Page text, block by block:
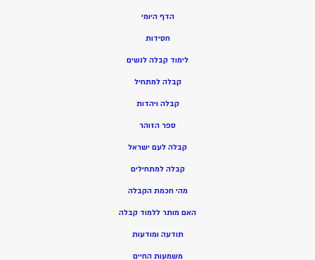
הדף היומי
חסידות
לימוד קבלה לנשים
קבלה למתחיל
קבלה ויהדות
ספר הזוהר
קבלה לעם ישראל
קבלה למתחילים
מהי חכמת הקבלה
האם מותר ללמוד קבלה
תודעה ומודעות
משמעות החיים